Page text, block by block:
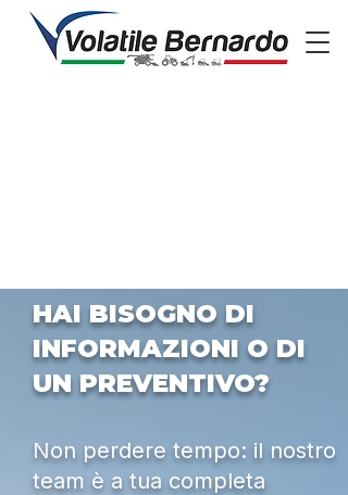
HAI BISOGNO DI
INFORMAZIONI O DI
UN PREVENTIVO?
Non perdere tempo: il nostro
team è a tua completa